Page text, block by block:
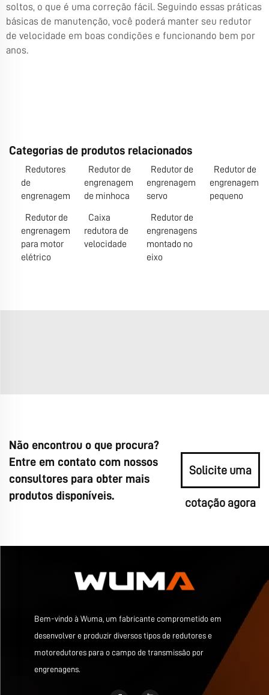
soltos, o que é uma correção fácil. Seguindo essas práticas
básicas de manutenção, você poderá manter seu redutor
de velocidade em boas condições e funcionando bem por
anos.
Categorias de produtos relacionados
Redutores
de
engrenagem
Redutor de
engrenagem
de minhoca
Redutor de
engrenagem
servo
Redutor de
engrenagem
pequeno
Redutor de
engrenagem
para motor
elétrico
Caixa
redutora de
velocidade
Redutor de
engrenagens
montado no
eixo
Não encontrou o que procura?
Entre em contato com nossos
consultores para obter mais
produtos disponíveis.
Solicite uma
cotação agora
Bem-vindo à Wuma, um fabricante comprometido em
desenvolver e produzir diversos tipos de redutores e
motoredutores para o campo de transmissão por
engrenagens.